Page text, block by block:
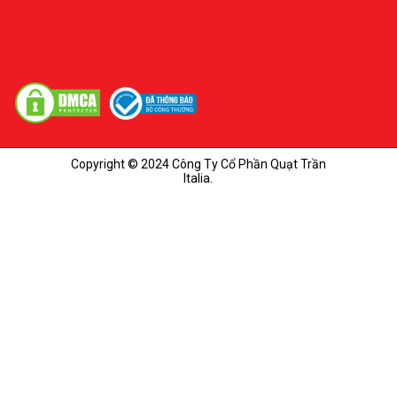
Copyright © 2024 Công Ty Cổ Phần Quạt Trần
Italia.